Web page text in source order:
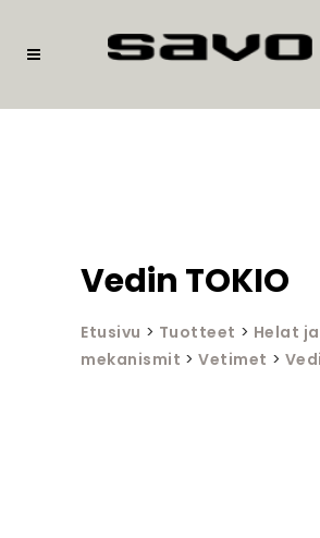
Vedin TOKIO
Etusivu > Tuotteet > Helat ja
mekanismit > Vetimet >